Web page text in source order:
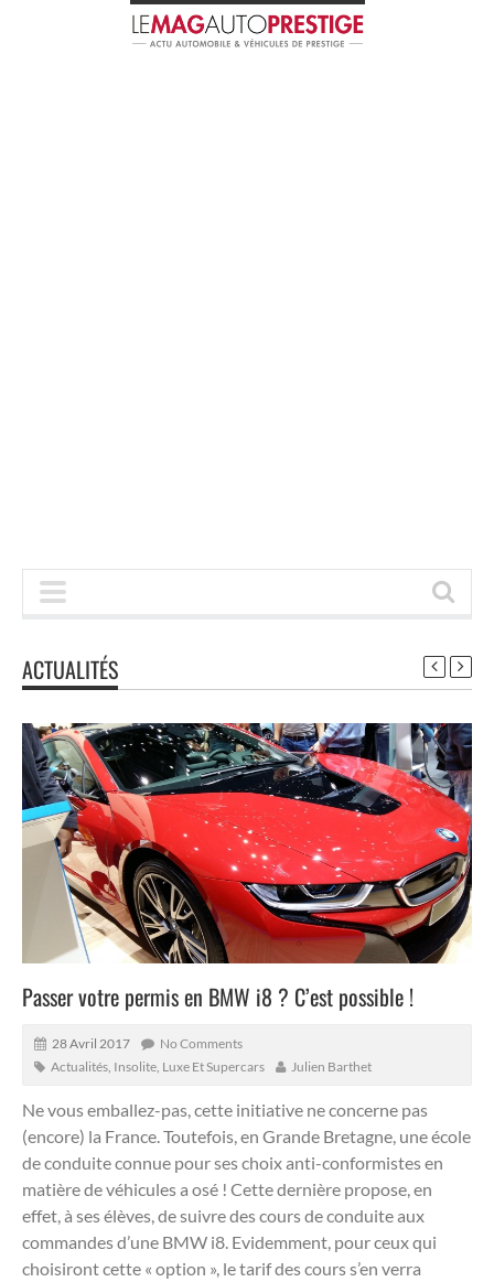
ACTUALITÉS
Passer votre permis en BMW i8 ? C’est possible !
28 Avril 2017
No Comments
Actualités Insolite Luxe Et Supercars Julien Barthet
Ne vous emballez-pas, cette initiative ne concerne pas
(encore) la France.Toutefois, en Grande Bretagne, une école
de conduite connue pour ses choix anti-conformistes en
matière de véhicules a osé ! Cette dernière propose, en
effet, à ses élèves, de suivre des cours de conduite aux
commandes d’une BMW i8. Evidemment, pour ceux qui
choisiront cette « option », le tarif des cours s’en verra